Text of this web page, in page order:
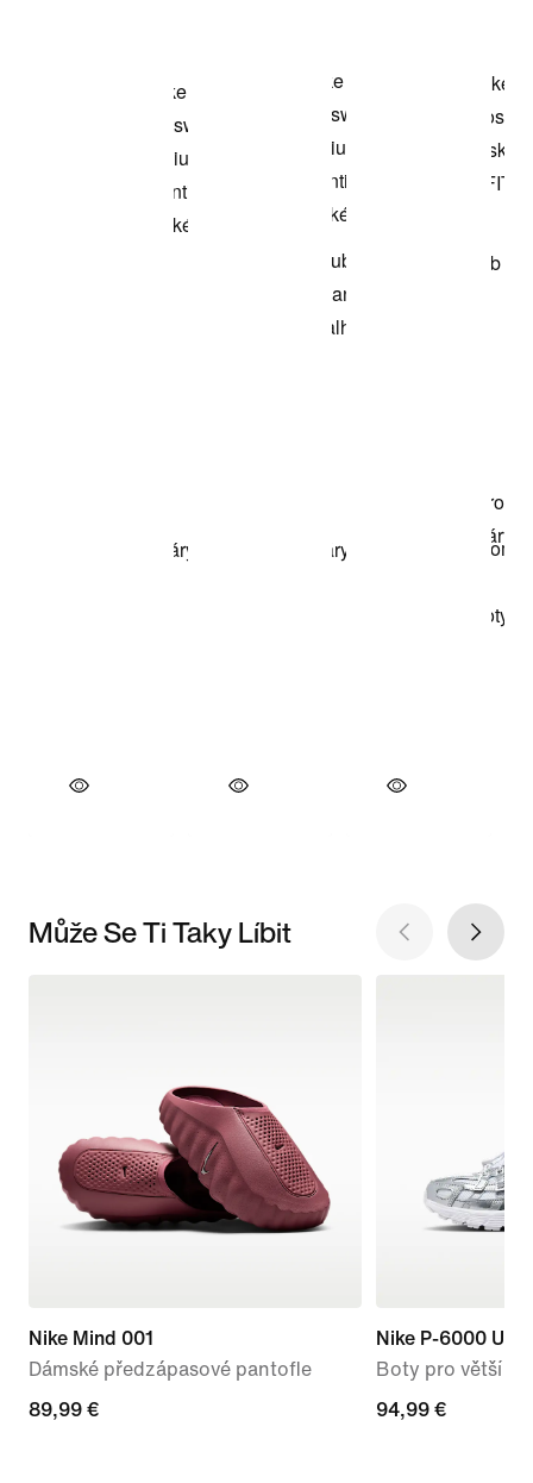
Může Se Ti Taky Líbit
Nike Mind 001
Dámské předzápasové pantofle
89,99 €
89,99 €
Nike P-6000
Boty pro větší
94,99 €
94,99 €